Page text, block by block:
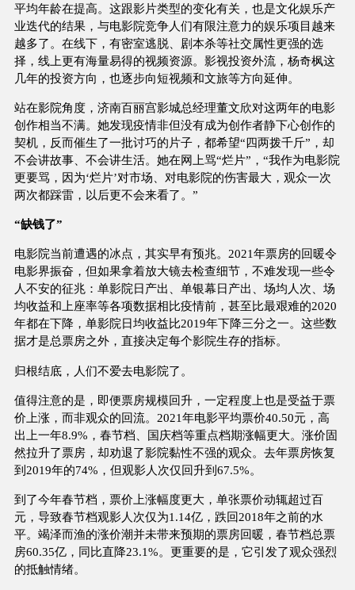
平均年龄在提高。这跟影片类型的变化有关，也是文化娱乐产
业迭代的结果，与电影院竞争人们有限注意力的娱乐项目越来
越多了。在线下，有密室逃脱、剧本杀等社交属性更强的选
择，线上更有海量易得的视频资源。影视投资外流，杨奇枫这
几年的投资方向，也逐步向短视频和文旅等方向延伸。
站在影院角度，济南百丽宫影城总经理董文欣对这两年的电影
创作相当不满。她发现疫情非但没有成为创作者静下心创作的
契机，反而催生了一批讨巧的片子，都希望“四两拨千斤”，却
不会讲故事、不会讲生活。她在网上骂“烂片”，“我作为电影院
更要骂，因为‘烂片’对市场、对电影院的伤害最大，观众一次
两次都踩雷，以后更不会来看了。”
“缺钱了”
电影院当前遭遇的冰点，其实早有预兆。2021年票房的回暖令
电影界振奋，但如果拿着放大镜去检查细节，不难发现一些令
人不安的征兆：单影院日产出、单银幕日产出、场均人次、场
均收益和上座率等各项数据相比疫情前，甚至比最艰难的2020
年都在下降，单影院日均收益比2019年下降三分之一。这些数
据才是总票房之外，直接决定每个影院生存的指标。
归根结底，人们不爱去电影院了。
值得注意的是，即便票房规模回升，一定程度上也是受益于票
价上涨，而非观众的回流。2021年电影平均票价40.50元，高
出上一年8.9%，春节档、国庆档等重点档期涨幅更大。涨价固
然拉升了票房，却劝退了影院黏性不强的观众。去年票房恢复
到2019年的74%，但观影人次仅回升到67.5%。
到了今年春节档，票价上涨幅度更大，单张票价动辄超过百
元，导致春节档观影人次仅为1.14亿，跌回2018年之前的水
平。竭泽而渔的涨价潮并未带来预期的票房回暖，春节档总票
房60.35亿，同比直降23.1%。更重要的是，它引发了观众强烈
的抵触情绪。